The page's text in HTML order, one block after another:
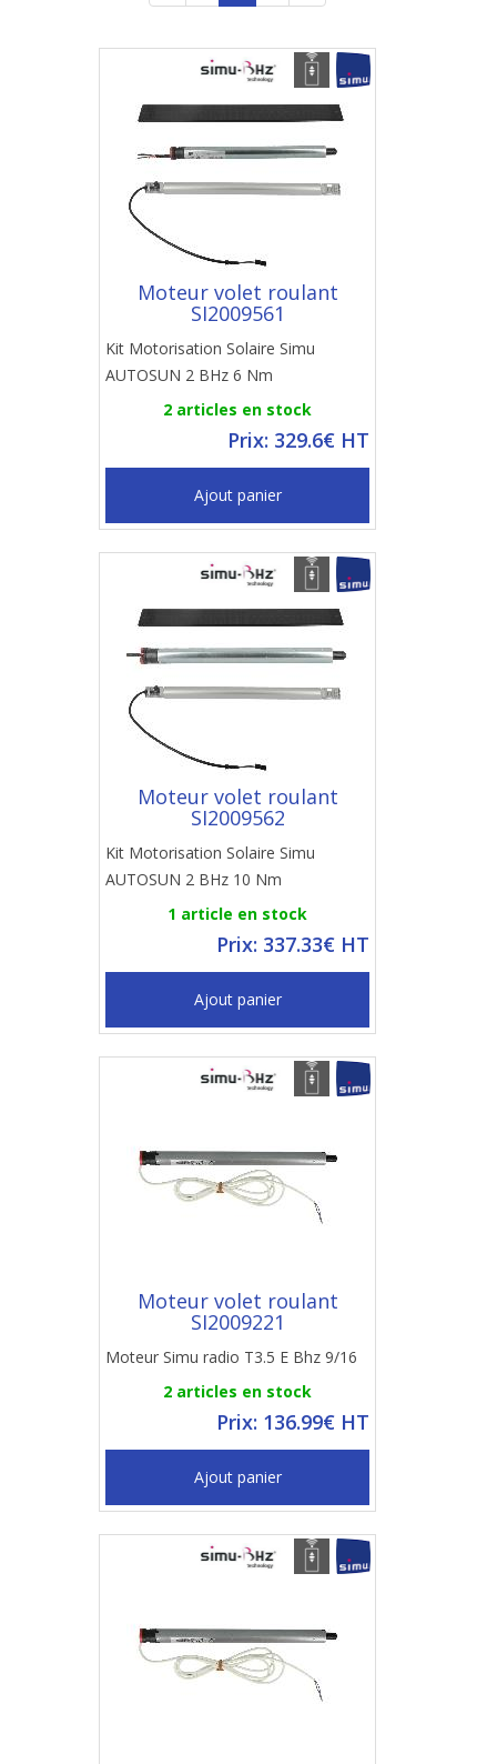
Moteur volet roulant
SI2009561
Kit Motorisation Solaire Simu
AUTOSUN 2 BHz 6 Nm
2 articles en stock
Prix: 329.6€ HT
Ajout panier
Moteur volet roulant
SI2009562
Kit Motorisation Solaire Simu
AUTOSUN 2 BHz 10 Nm
1 article en stock
Prix: 337.33€ HT
Ajout panier
Moteur volet roulant
SI2009221
Moteur Simu radio T3.5 E Bhz 9/16
2 articles en stock
Prix: 136.99€ HT
Ajout panier